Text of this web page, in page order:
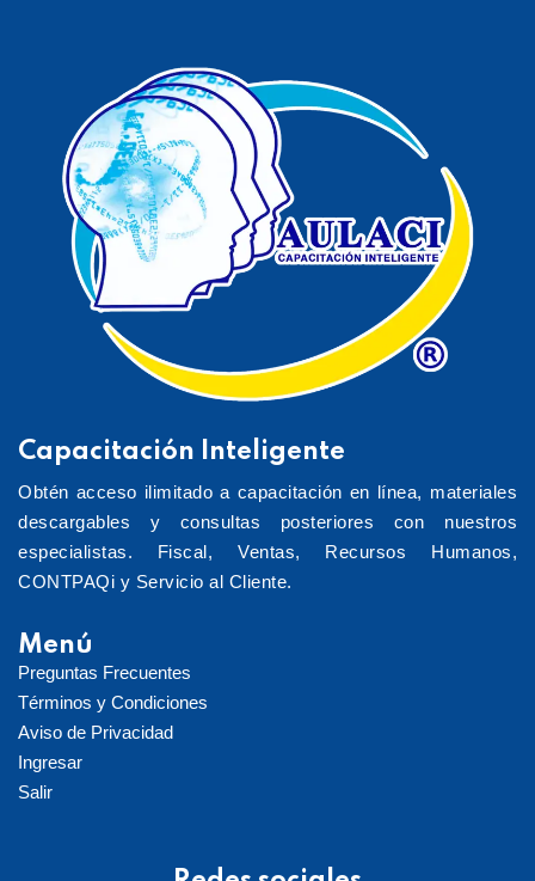
Capacitación Inteligente
Obtén acceso ilimitado a capacitación en línea, materiales
descargables y consultas posteriores con nuestros
especialistas. Fiscal, Ventas, Recursos Humanos,
CONTPAQi y Servicio al Cliente.
Menú
Preguntas Frecuentes
Términos y Condiciones
Aviso de Privacidad
Ingresar
Salir